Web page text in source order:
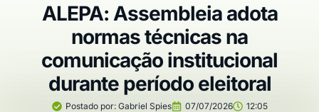
ALEPA: Assembleia adota
normas técnicas na
comunicação institucional
durante período eleitoral
Postado por:Gabriel Spies 07/07/2026 12:05